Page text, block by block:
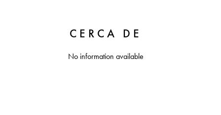
CERCA DE
No information available